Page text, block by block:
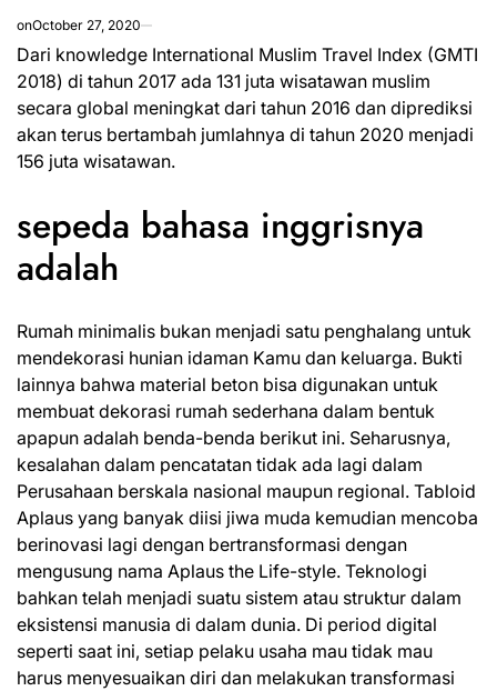
onOctober 27, 2020
Dari knowledge International Muslim Travel Index (GMTI
2018) di tahun 2017 ada 131 juta wisatawan muslim
secara global meningkat dari tahun 2016 dan diprediksi
akan terus bertambah jumlahnya di tahun 2020 menjadi
156 juta wisatawan.
sepeda bahasa inggrisnya
adalah
Rumah minimalis bukan menjadi satu penghalang untuk
mendekorasi hunian idaman Kamu dan keluarga. Bukti
lainnya bahwa material beton bisa digunakan untuk
membuat dekorasi rumah sederhana dalam bentuk
apapun adalah benda-benda berikut ini. Seharusnya,
kesalahan dalam pencatatan tidak ada lagi dalam
Perusahaan berskala nasional maupun regional. Tabloid
Aplaus yang banyak diisi jiwa muda kemudian mencoba
berinovasi lagi dengan bertransformasi dengan
mengusung nama Aplaus the Life-style. Teknologi
bahkan telah menjadi suatu sistem atau struktur dalam
eksistensi manusia di dalam dunia. Di period digital
seperti saat ini, setiap pelaku usaha mau tidak mau
harus menyesuaikan diri dan melakukan transformasi